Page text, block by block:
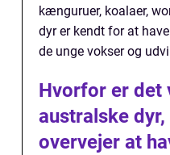
kænguruer, koalaer,
dyr er kendt for at
de unge vokser og
Hvorfor er det
australske
overvejer at